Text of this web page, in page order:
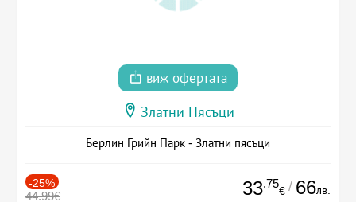
виж офертата
Златни Пясъци
Берлин Грийн Парк - Златни пясъци
-25%
44.99€ 33.75
€ / 66лв.